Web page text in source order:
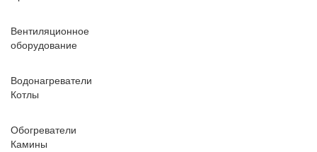
Вентиляционное
оборудование
Водонагреватели
Котлы
Обогреватели
Камины